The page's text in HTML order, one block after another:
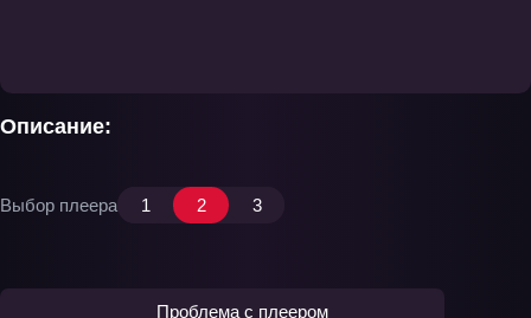
Описание:
Выбор плеера 1 2 3
Проблема с плеером